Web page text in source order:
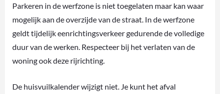
Parkeren in de werfzone is niet toegelaten maar kan waar
mogelijk aan de overzijde van de straat. In de werfzone
geldt tijdelijk eenrichtingsverkeer gedurende de volledige
duur van de werken. Respecteer bij het verlaten van de
woning ook deze rijrichting.
De huisvuilkalender wijzigt niet. Je kunt het afval